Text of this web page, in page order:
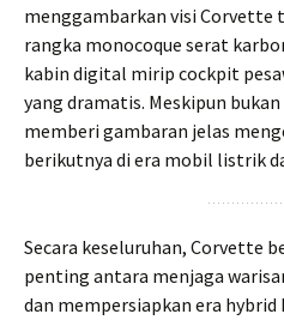
menggambarkan visi Corvette
rangka monocoque serat
kabin digital mirip cockpit
yang dramatis. Meskipun
memberi gambaran jelas
berikutnya di era mobil listrik
Secara keseluruhan, Corvette
penting antara menjaga
dan mempersiapkan era hybrid